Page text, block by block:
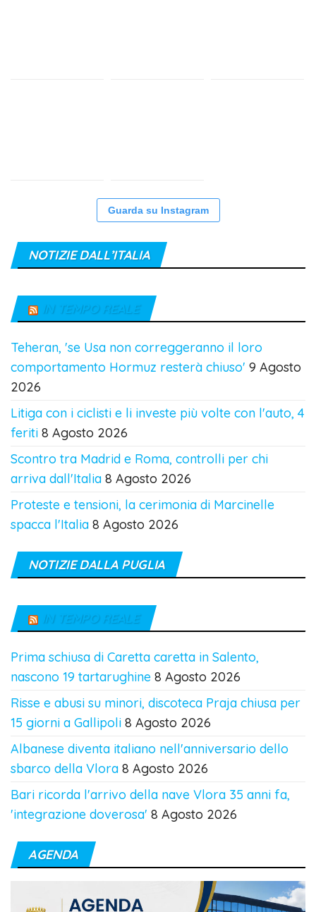
Guarda su Instagram
NOTIZIE DALL’ITALIA
IN TEMPO REALE
Teheran, 'se Usa non correggeranno il loro
comportamento Hormuz resterà chiuso' 9 Agosto
2026
Litiga con i ciclisti e li investe più volte con l'auto, 4
feriti 8 Agosto 2026
Scontro tra Madrid e Roma, controlli per chi
arriva dall'Italia 8 Agosto 2026
Proteste e tensioni, la cerimonia di Marcinelle
spacca l'Italia 8 Agosto 2026
NOTIZIE DALLA PUGLIA
IN TEMPO REALE
Prima schiusa di Caretta caretta in Salento,
nascono 19 tartarughine 8 Agosto 2026
Risse e abusi su minori, discoteca Praja chiusa per
15 giorni a Gallipoli 8 Agosto 2026
Albanese diventa italiano nell'anniversario dello
sbarco della Vlora 8 Agosto 2026
Bari ricorda l'arrivo della nave Vlora 35 anni fa,
'integrazione doverosa' 8 Agosto 2026
AGENDA